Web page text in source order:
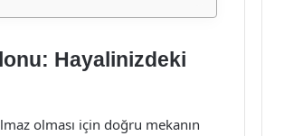
Hayalinizdeki
olması için doğru mekanın